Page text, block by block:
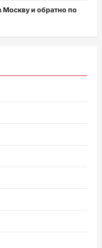
Москву и обратно по